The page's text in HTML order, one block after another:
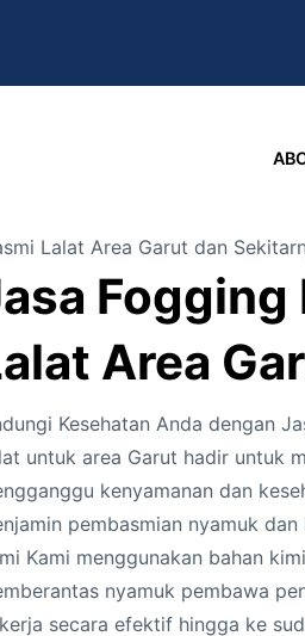
Lalat Area Garut dan
Fogging
Area
Kesehatan Anda dengan
untuk area Garut hadir untuk
kenyamanan dan
pembasmian nyamuk
Kami menggunakan bahan
nyamuk pembawa
secara efektif hingga ke